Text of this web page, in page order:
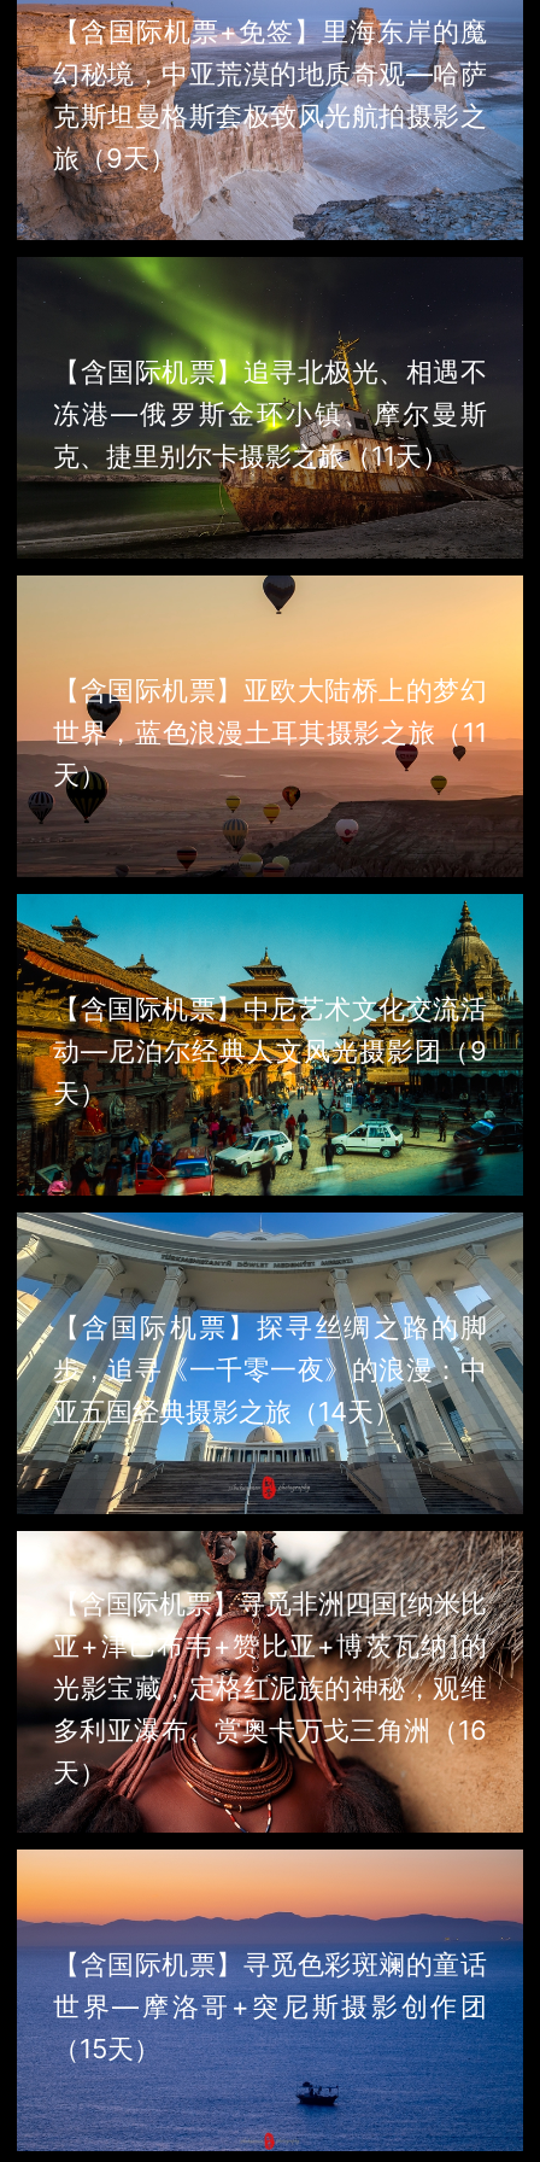
【含国际机票+免签】里海东岸的魔
幻秘境，中亚荒漠的地质奇观—哈萨
克斯坦曼格斯套极致风光航拍摄影之
旅（9天）
【含国际机票】追寻北极光、相遇不
冻港—俄罗斯金环小镇、摩尔曼斯
克、捷里别尔卡摄影之旅（11天）
【含国际机票】亚欧大陆桥上的梦幻
世界，蓝色浪漫土耳其摄影之旅（11
天）
【含国际机票】中尼艺术文化交流活
动—尼泊尔经典人文风光摄影团（9
天）
【含国际机票】探寻丝绸之路的脚
步，追寻《一千零一夜》的浪漫：中
亚五国经典摄影之旅（14天）
【含国际机票】寻觅非洲四国[纳米比
亚+津巴布韦+赞比亚+博茨瓦纳]的
光影宝藏，定格红泥族的神秘，观维
多利亚瀑布、赏奥卡万戈三角洲（16
天）
【含国际机票】寻觅色彩斑斓的童话
世界—摩洛哥+突尼斯摄影创作团
（15天）